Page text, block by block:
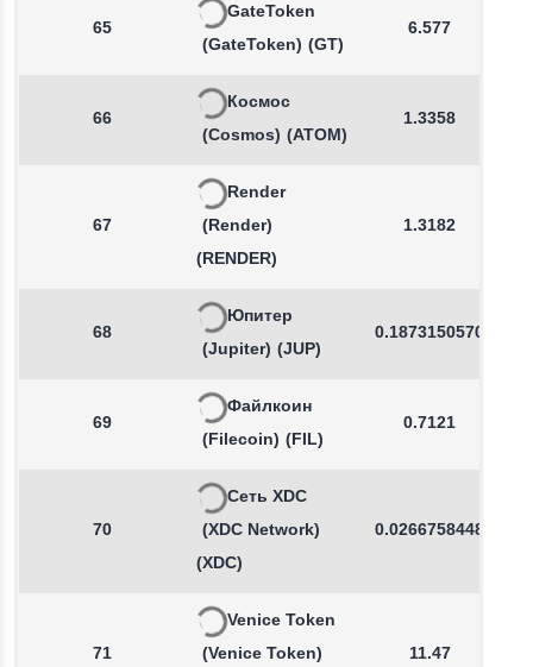
65
GateToken
(GateToken) (GT)
6.577
66
Космос
(Cosmos) (ATOM)
1.3358
67
Render
(Render)
(RENDER)
1.3182
68
Юпитер
(Jupiter) (JUP)
0.1873150570
69
Файлкоин
(Filecoin) (FIL)
0.7121
70
Сеть XDC
(XDC Network)
(XDC)
0.0266758448
71
Venice Token
(Venice Token)
11.47